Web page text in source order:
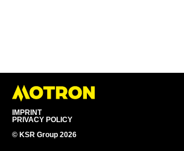
IMPRINT
PRIVACY POLICY
© KSR Group 2026